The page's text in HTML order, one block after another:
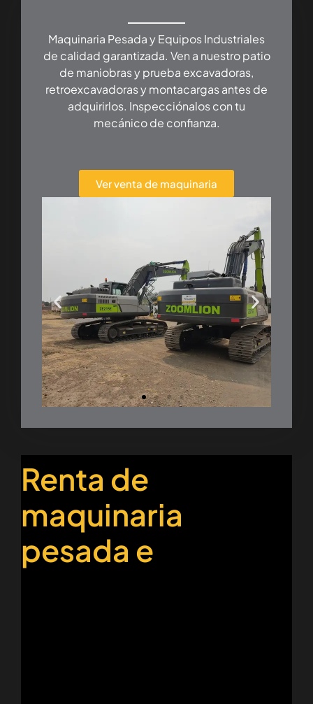
Maquinaria Pesada y Equipos Industriales
de calidad garantizada. Ven a nuestro patio
de maniobras y prueba excavadoras,
retroexcavadoras y montacargas antes de
adquirirlos. Inspecciónalos con tu
mecánico de confianza.
Ver venta de maquinaria
Renta de
maquinaria
pesada e